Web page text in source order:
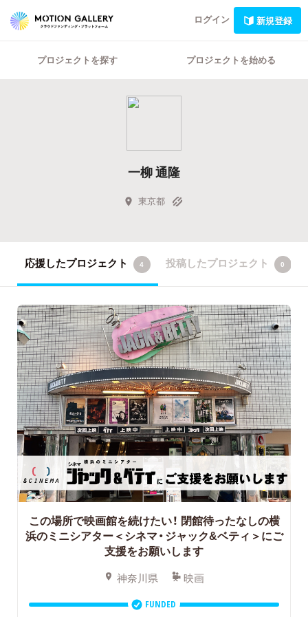
ログイン 新規登録
プロジェクトを探す プロジェクトを始める
一柳 通隆
東京都
応援したプロジェクト 4 投稿したプロジェクト 0
この場所で映画館を続けたい！ 閉館待ったなしの横
浜のミニシアター＜シネマ・ジャック&ベティ＞にご
支援をお願いします
神奈川県 映画
FUNDED